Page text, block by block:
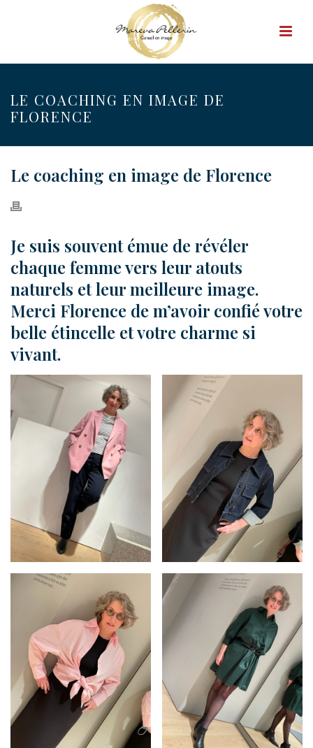
LE COACHING EN IMAGE DE
FLORENCE
Le coaching en image de Florence
Je suis souvent émue de révéler
chaque femme vers leur atouts
naturels et leur meilleure image.
Merci Florence de m’avoir confié votre
belle étincelle et votre charme si
vivant.